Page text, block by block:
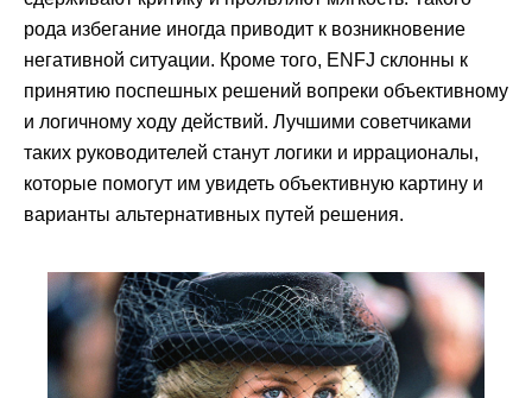
рода избегание иногда приводит к возникновение
негативной ситуации. Кроме того, ENFJ склонны к
принятию поспешных решений вопреки объективному
и логичному ходу действий. Лучшими советчиками
таких руководителей станут логики и иррационалы,
которые помогут им увидеть объективную картину и
варианты альтернативных путей решения.